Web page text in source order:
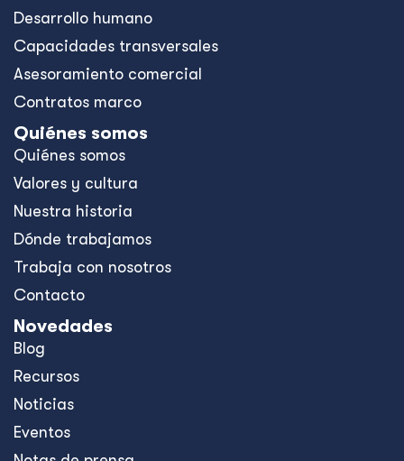
Desarrollo humano
Capacidades transversales
Asesoramiento comercial
Contratos marco
Quiénes somos
Quiénes somos
Valores y cultura
Nuestra historia
Dónde trabajamos
Trabaja con nosotros
Contacto
Novedades
Blog
Recursos
Noticias
Eventos